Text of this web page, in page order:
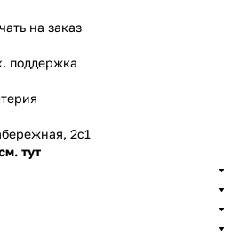
на заказ
поддержка
2с1
тут